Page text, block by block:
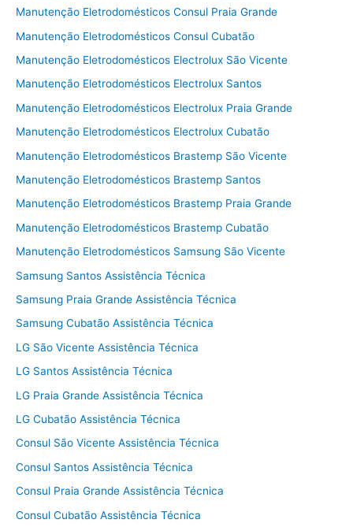
Manutenção Eletrodomésticos Consul Praia Grande
Manutenção Eletrodomésticos Consul Cubatão
Manutenção Eletrodomésticos Electrolux São Vicente
Manutenção Eletrodomésticos Electrolux Santos
Manutenção Eletrodomésticos Electrolux Praia Grande
Manutenção Eletrodomésticos Electrolux Cubatão
Manutenção Eletrodomésticos Brastemp São Vicente
Manutenção Eletrodomésticos Brastemp Santos
Manutenção Eletrodomésticos Brastemp Praia Grande
Manutenção Eletrodomésticos Brastemp Cubatão
Manutenção Eletrodomésticos Samsung São Vicente
Samsung Santos Assistência Técnica
Samsung Praia Grande Assistência Técnica
Samsung Cubatão Assistência Técnica
LG São Vicente Assistência Técnica
LG Santos Assistência Técnica
LG Praia Grande Assistência Técnica
LG Cubatão Assistência Técnica
Consul São Vicente Assistência Técnica
Consul Santos Assistência Técnica
Consul Praia Grande Assistência Técnica
Consul Cubatão Assistência Técnica